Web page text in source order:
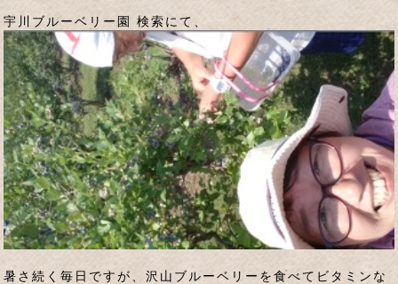
宇川ブルーベリー園 検索にて、
暑さ続く毎日ですが、沢山ブルーベリーを食べてビタミンな